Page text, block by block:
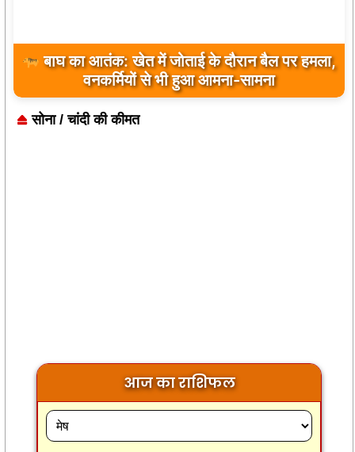
विश्व आदिवासी दिवस 2026 : ग्राम पंचायत जवाली में
प्रथम वर्ष भव्य आयोजन, समाज ने किया अधिक से अधिक
सहभागिता का आह्वान
सोना / चांदी की कीमत
आज का राशिफल